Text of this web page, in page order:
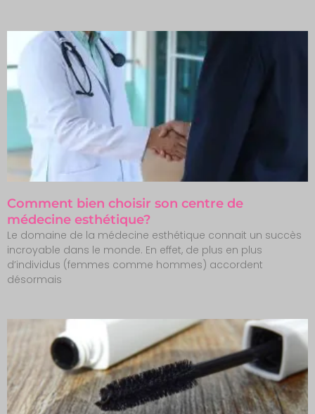
Comment bien choisir son centre de
médecine esthétique?
Le domaine de la médecine esthétique connait un succès
incroyable dans le monde. En effet, de plus en plus
d’individus (femmes comme hommes) accordent
désormais